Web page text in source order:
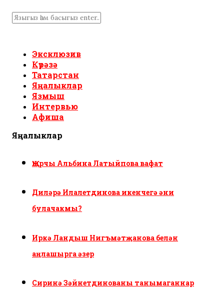
Эксклюзив
Күрәзә
Татарстан
Яңалыклар
Язмыш
Интервью
Афиша
Яңалыклар
Җырчы Альбина Латыйпова вафат
Диләрә Илалетдинова икенчегә әни
булачакмы?
Иркә Ландыш Нигъмәтҗанова белән
аңлашырга әзер
Сиринә Зәйнетдинованы танымаганнар